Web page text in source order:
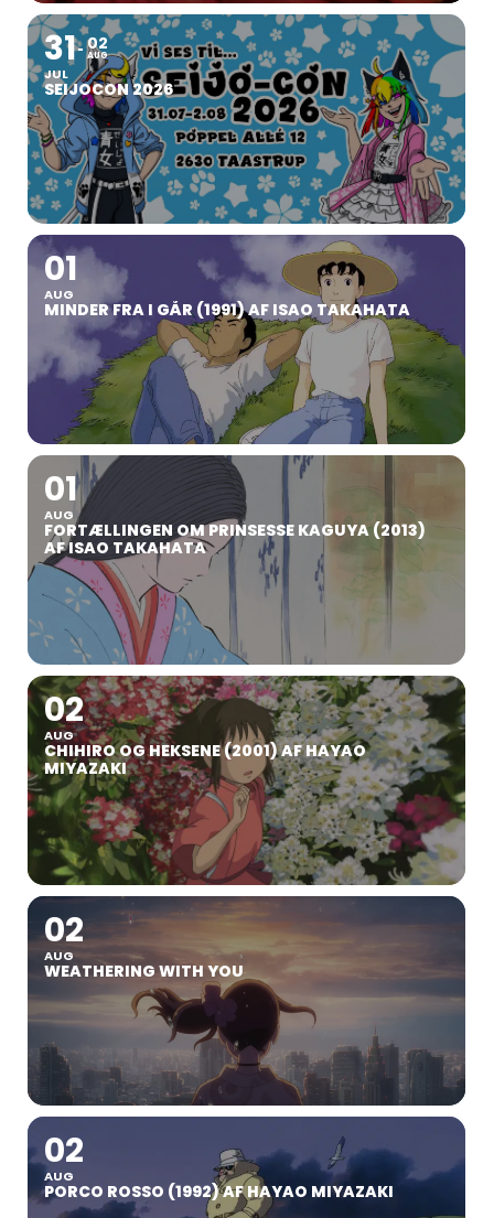
31
JUL
02
AUG
SEIJOCON 2026
01
AUG
MINDER FRA I GÅR (1991) AF ISAO TAKAHATA
01
AUG
FORTÆLLINGEN OM PRINSESSE KAGUYA (2013)
AF ISAO TAKAHATA
02
AUG
CHIHIRO OG HEKSENE (2001) AF HAYAO
MIYAZAKI
02
AUG
WEATHERING WITH YOU
02
AUG
PORCO ROSSO (1992) AF HAYAO MIYAZAKI